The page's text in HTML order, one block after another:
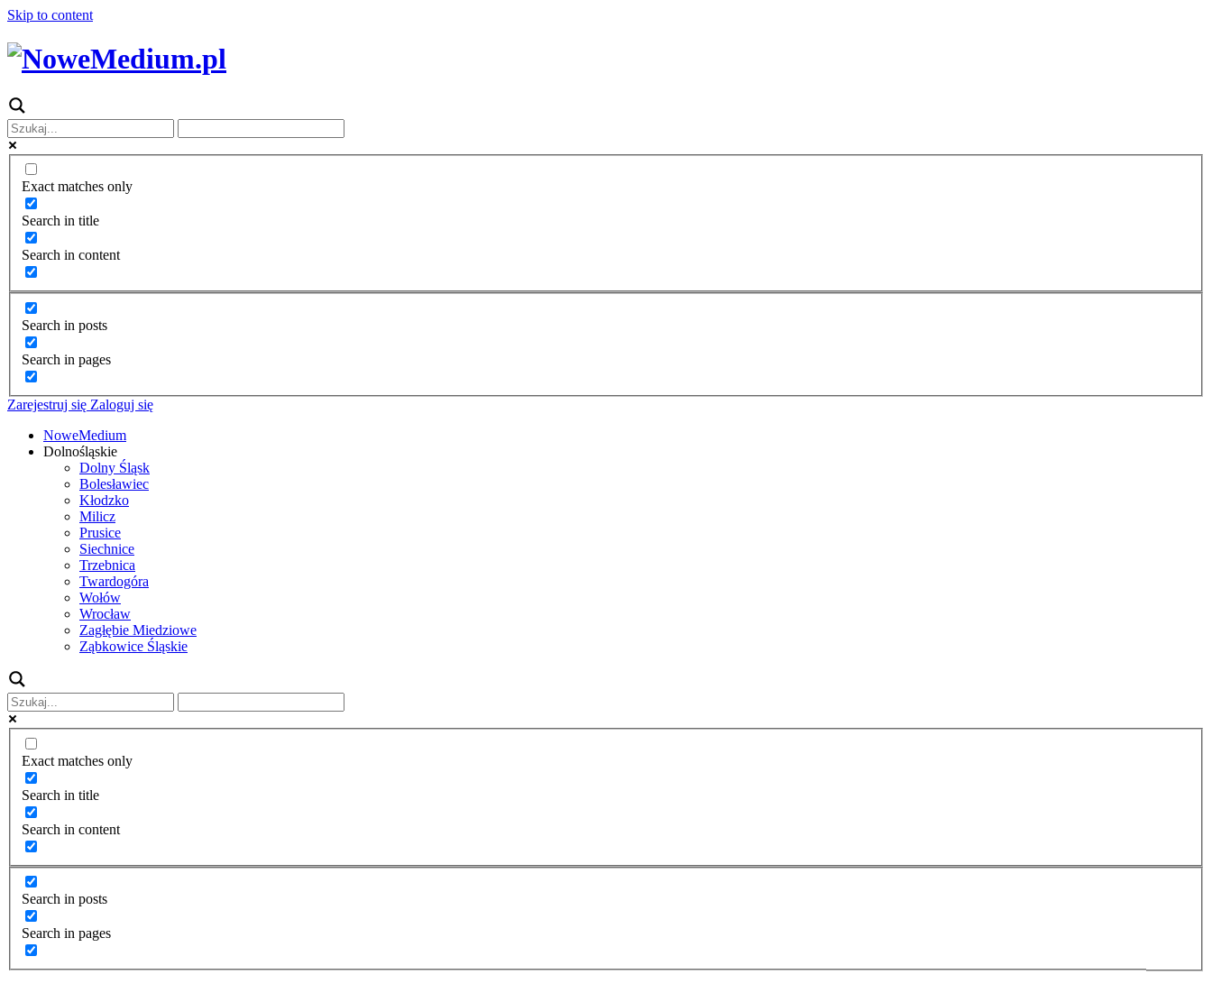
Skip to content
Exact matches only
Search in title
Search in content
Search in posts
Search in pages
Zarejestruj się Zaloguj się
NoweMedium
Dolnośląskie
Dolny Śląsk
Bolesławiec
Kłodzko
Milicz
Prusice
Siechnice
Trzebnica
Twardogóra
Wołów
Wrocław
Zagłębie Miedziowe
Ząbkowice Śląskie
Exact matches only
Search in title
Search in content
Search in posts
Search in pages